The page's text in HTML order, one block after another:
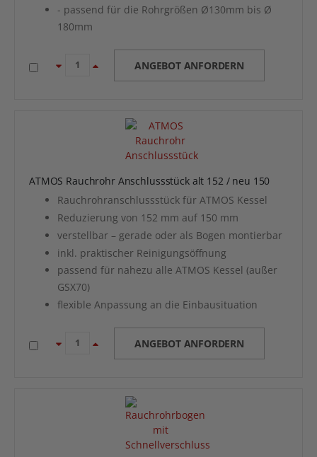
- passend für die Rohrgrößen Ø130mm bis Ø
180mm
ANGEBOT ANFORDERN
ATMOS Rauchrohr Anschlussstück alt 152 / neu 150
Rauchrohranschlussstück für ATMOS Kessel
Reduzierung von 152 mm auf 150 mm
verstellbar – gerade oder als Bogen montierbar
inkl. praktischer Reinigungsöffnung
passend für nahezu alle ATMOS Kessel (außer
GSX70)
flexible Anpassung an die Einbausituation
ANGEBOT ANFORDERN